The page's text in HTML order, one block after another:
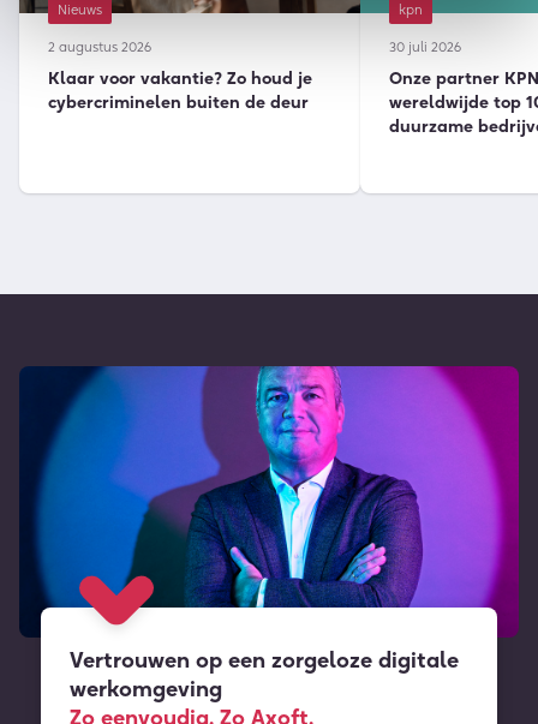
Nieuws
2 augustus 2026
Klaar voor vakantie? Zo houd je
cybercriminelen buiten de deur
kpn
30 juli 2026
Onze partner
wereldwijde top
duurzame
Vertrouwen op een zorgeloze digitale
werkomgeving
Zo eenvoudig. Zo Axoft.